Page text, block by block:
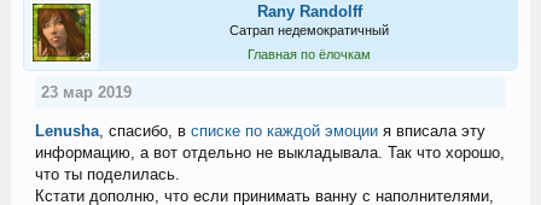
Rany Randolff
Сатрап недемократичный
Главная по ёлочкам
23 мар 2019
Lenusha, спасибо, в списке по каждой эмоции я вписала эту
информацию, а вот отдельно не выкладывала. Так что хорошо,
что ты поделилась.
Кстати дополню, что если принимать ванну с наполнителями,